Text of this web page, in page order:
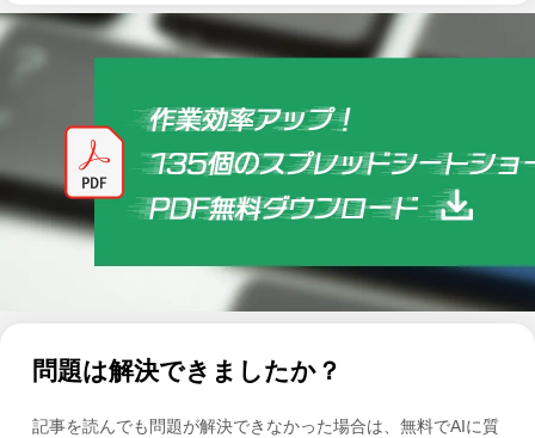
問題は解決できましたか？
記事を読んでも問題が解決できなかった場合は、無料でAIに質